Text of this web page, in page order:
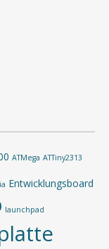
ATMega ATTiny2313
Entwicklungsboard
launchpad